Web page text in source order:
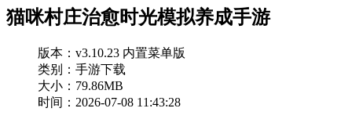
猫咪村庄治愈时光模拟养成手游
版本： v3.10.23 内置菜单版
类别：手游下载
大小：79.86MB
时间：2026-07-08 11:43:28